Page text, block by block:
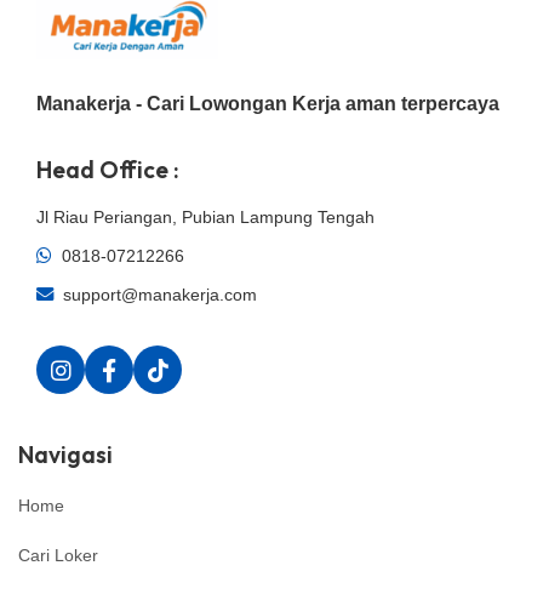
Manakerja - Cari Lowongan Kerja aman terpercaya
Head Office :
Jl Riau Periangan, Pubian Lampung Tengah
0818-07212266
support@manakerja.com
Navigasi
Home
Cari Loker